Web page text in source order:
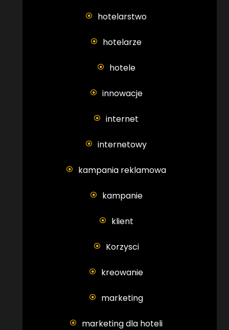
hotelarstwo
hotelarze
hotele
innowacje
internet
internetowy
kampania reklamowa
kampanie
klient
Korzysci
kreowanie
marketing
marketing dla hoteli